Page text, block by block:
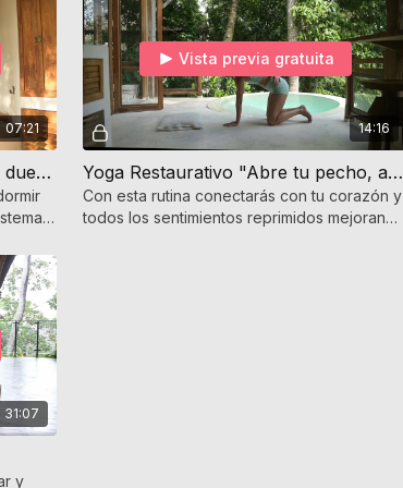
07:21
Regulariza tu sistema nervioso y duerme mejor
14:16
Vista previa gratuita
Yoga Restaurativo "Abre tu pecho, abre to corazón"
Con esta rutina conectarás con tu corazón y
todos los sentimientos reprimidos mejorando
31:07
y